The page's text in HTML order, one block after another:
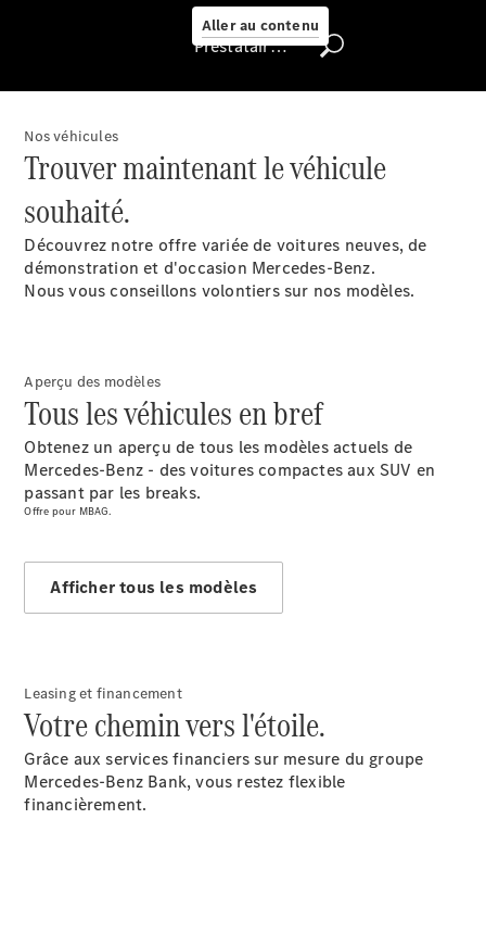
Aller au contenu
véhicule
un
Distributeur
Nous trouver
Distributeur
Prestataire / Protection des données
Nos véhicules
Trouver maintenant le véhicule
souhaité.
Découvrez notre offre variée de voitures neuves, de
démonstration et d'occasion Mercedes-Benz.
Nous vous conseillons volontiers sur nos modèles.
Aperçu des modèles
Tous les véhicules en bref
Obtenez un aperçu de tous les modèles actuels de
Mercedes-Benz - des voitures compactes aux SUV en
passant par les breaks.
Offre pour MBAG.
Afficher tous les modèles
Leasing et financement
Votre chemin vers l'étoile.
Grâce aux services financiers sur mesure du groupe
Mercedes-Benz Bank, vous restez flexible
financièrement.